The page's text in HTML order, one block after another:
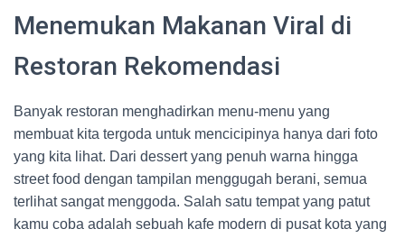
Menemukan Makanan Viral di
Restoran Rekomendasi
Banyak restoran menghadirkan menu-menu yang
membuat kita tergoda untuk mencicipinya hanya dari foto
yang kita lihat. Dari dessert yang penuh warna hingga
street food dengan tampilan menggugah berani, semua
terlihat sangat menggoda. Salah satu tempat yang patut
kamu coba adalah sebuah kafe modern di pusat kota yang